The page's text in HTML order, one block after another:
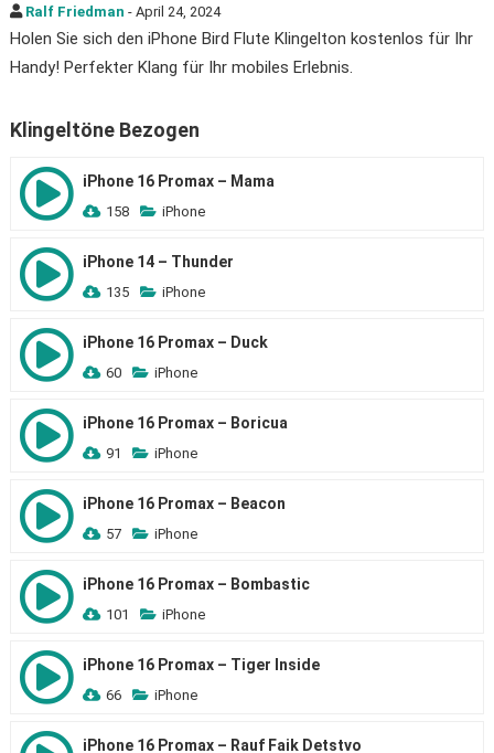
Ralf Friedman - April 24, 2024
Holen Sie sich den iPhone Bird Flute Klingelton kostenlos für Ihr
Handy! Perfekter Klang für Ihr mobiles Erlebnis.
Klingeltöne Bezogen
iPhone 16 Promax – Mama
158 iPhone
iPhone 14 – Thunder
135 iPhone
iPhone 16 Promax – Duck
60 iPhone
iPhone 16 Promax – Boricua
91 iPhone
iPhone 16 Promax – Beacon
57 iPhone
iPhone 16 Promax – Bombastic
101 iPhone
iPhone 16 Promax – Tiger Inside
66 iPhone
iPhone 16 Promax – Rauf Faik Detstvo